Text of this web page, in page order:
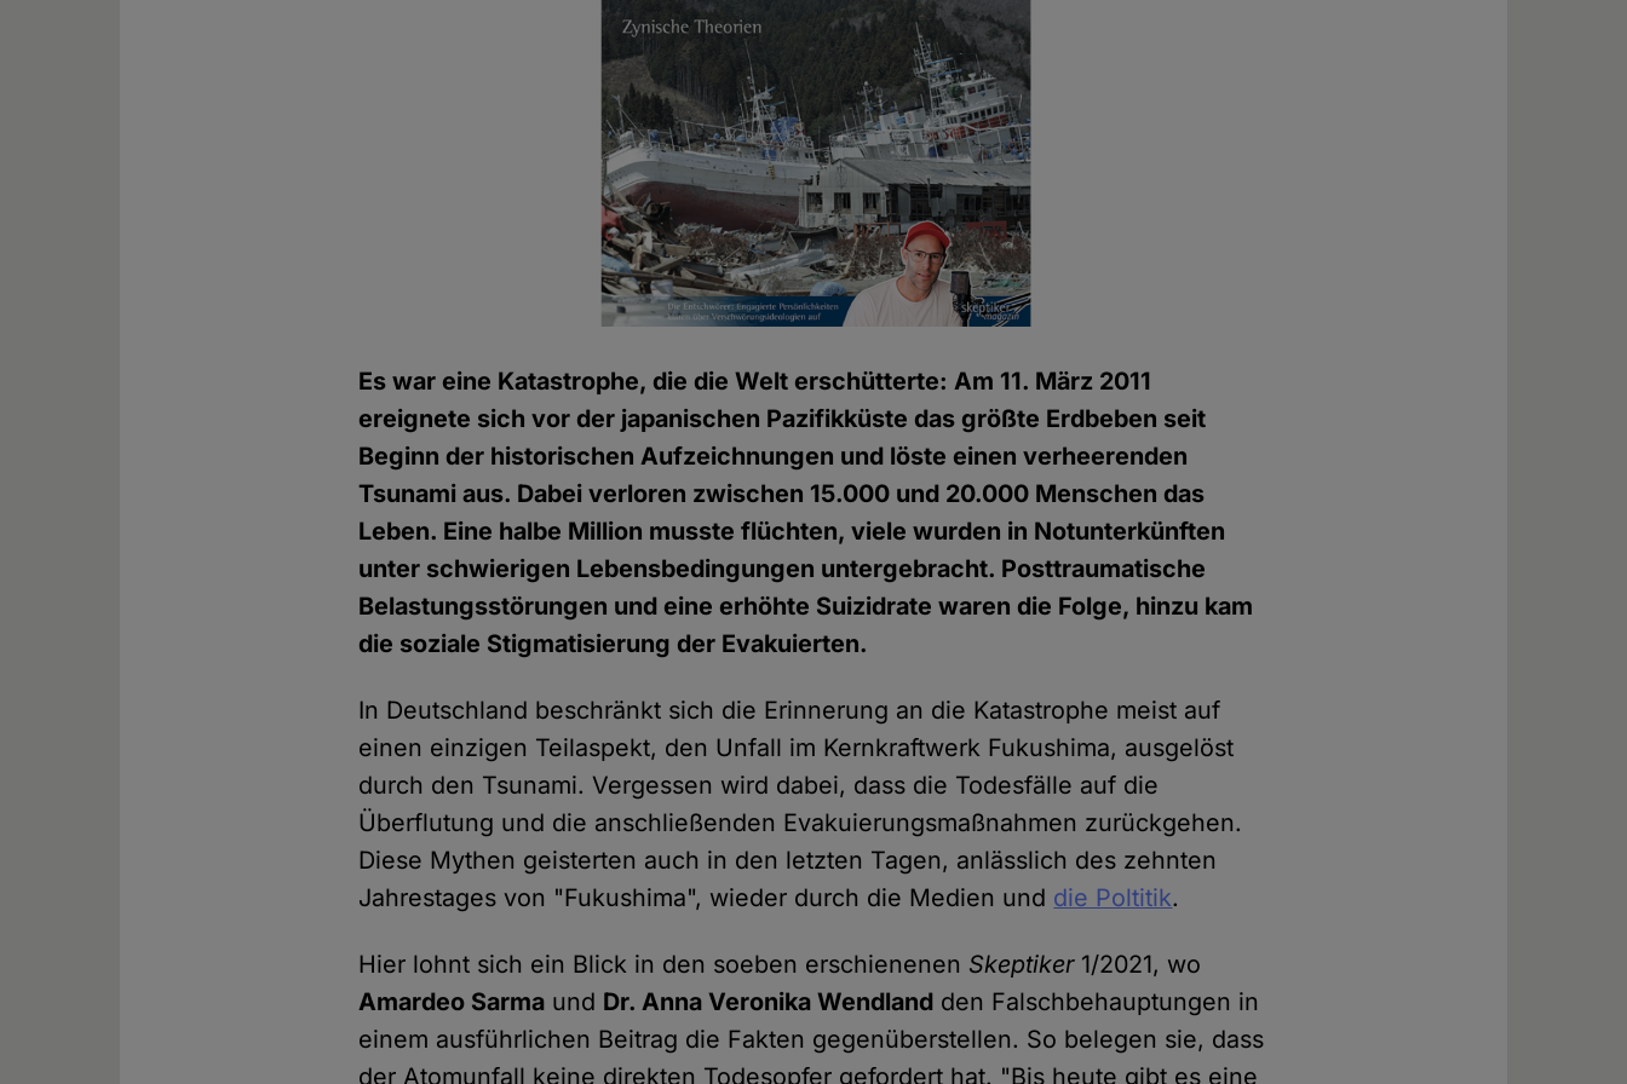
Es war eine Katastrophe, die die Welt erschütterte: Am 11. März 2011
ereignete sich vor der japanischen Pazifikküste das größte Erdbeben seit
Beginn der historischen Aufzeichnungen und löste einen verheerenden
Tsunami aus. Dabei verloren zwischen 15.000 und 20.000 Menschen das
Leben. Eine halbe Million musste flüchten, viele wurden in Notunterkünften
unter schwierigen Lebensbedingungen untergebracht. Posttraumatische
Belastungsstörungen und eine erhöhte Suizidrate waren die Folge, hinzu kam
die soziale Stigmatisierung der Evakuierten.
In Deutschland beschränkt sich die Erinnerung an die Katastrophe meist auf
einen einzigen Teilaspekt, den Unfall im Kernkraftwerk Fukushima, ausgelöst
durch den Tsunami. Vergessen wird dabei, dass die Todesfälle auf die
Überflutung und die anschließenden Evakuierungsmaßnahmen zurückgehen.
Diese Mythen geisterten auch in den letzten Tagen, anlässlich des zehnten
Jahrestages von "Fukushima", wieder durch die Medien und die Poltitik.
Hier lohnt sich ein Blick in den soeben erschienenen Skeptiker 1/2021, wo
Amardeo Sarma und Dr. Anna Veronika Wendland den Falschbehauptungen in
einem ausführlichen Beitrag die Fakten gegenüberstellen. So belegen sie, dass
der Atomunfall keine direkten Todesopfer gefordert hat. "Bis heute gibt es eine